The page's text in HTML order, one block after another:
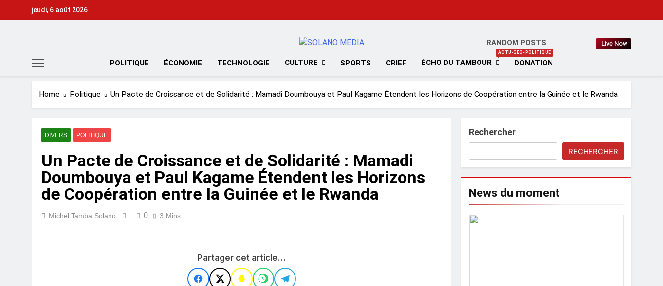
jeudi, 6 août 2026
SOLANO MEDIA
RANDOM POSTS Live Now
POLITIQUE ÉCONOMIE TECHNOLOGIE CULTURE SPORTS CRIEF ÉCHO DU TAMBOUR
ACTU-GEO-POLITIQUE
DONATION
Home Politique Un Pacte de Croissance et de Solidarité : Mamadi Doumbouya et Paul Kagame Étendent les Horizons de Coopération entre la Guinée et le Rwanda
DIVERS POLITIQUE
Un Pacte de Croissance et de Solidarité : Mamadi
Doumbouya et Paul Kagame Étendent les Horizons
de Coopération entre la Guinée et le Rwanda
Michel Tamba Solano 0 3 Mins
Partager cet article…
Rechercher
RECHERCHER
News du moment